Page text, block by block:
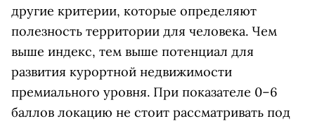
другие критерии, которые определяют
полезность территории для человека. Чем
выше индекс, тем выше потенциал для
развития курортной недвижимости
премиального уровня. При показателе 0–6
баллов локацию не стоит рассматривать под